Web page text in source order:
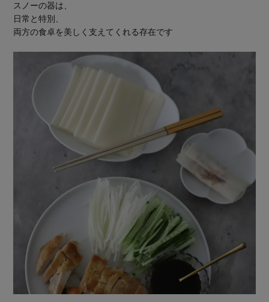
スノーの器は、
日常と特別、
両方の食卓を美しく支えてくれる存在です